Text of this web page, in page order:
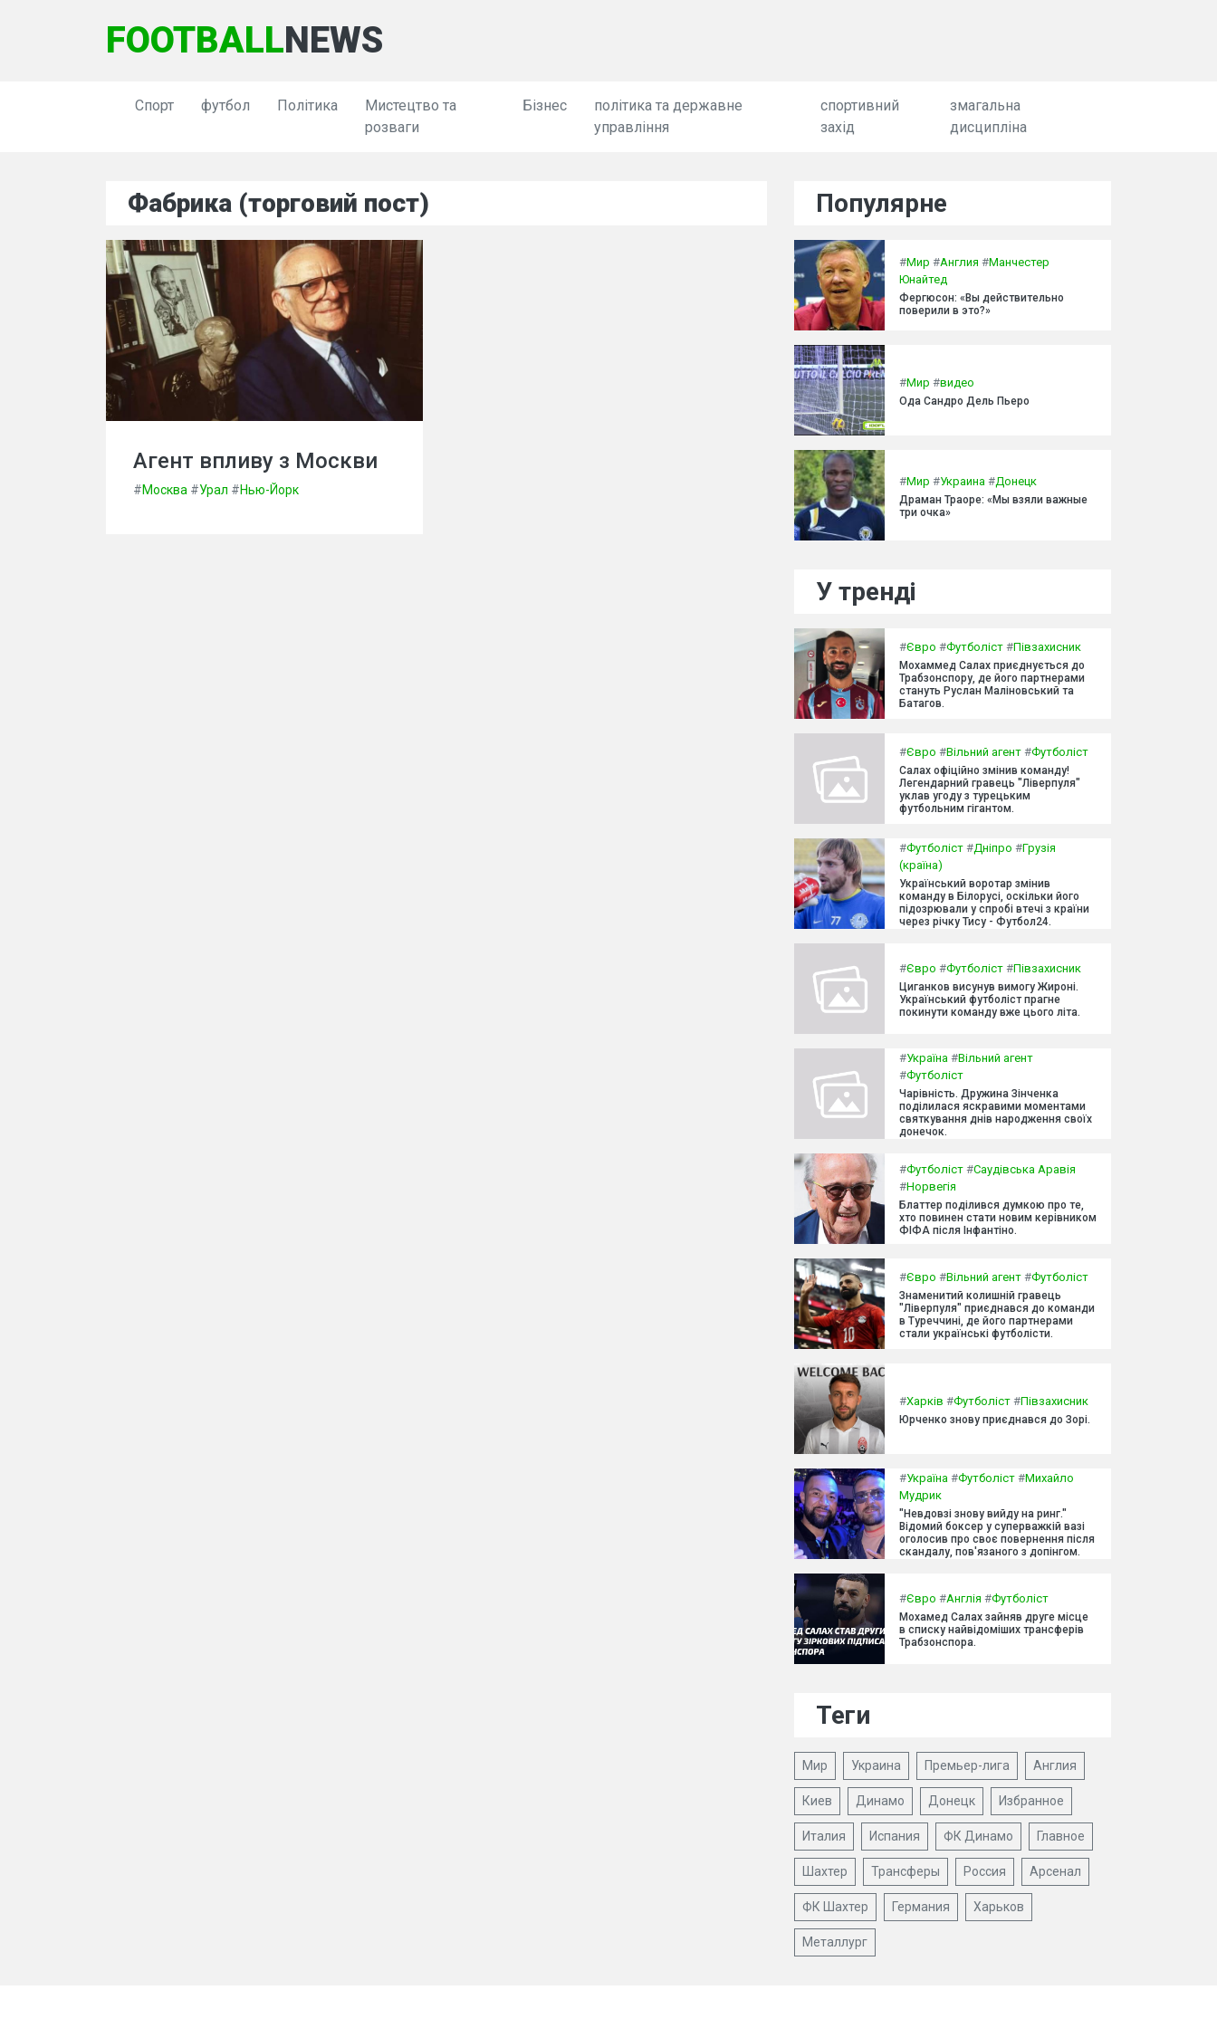
FOOTBALLNEWS
Спорт футбол Політика
Мистецтво та
розваги
Бізнес
політика та державне
управління
спортивний
захід
змагальна
дисципліна
Фабрика (торговий пост)
Агент впливу з Москви
#Москва #Урал #Нью-Йорк
Популярне
#Мир #Англия #Манчестер
Юнайтед
Фергюсон: «Вы действительно
поверили в это?»
#Мир #видео
Ода Сандро Дель Пьеро
#Мир #Украина #Донецк
Драман Траоре: «Мы взяли важные
три очка»
У тренді
#Євро #Футболіст #Півзахисник
Мохаммед Салах приєднується до
Трабзонспору, де його партнерами
стануть Руслан Маліновський та
Батагов.
#Євро #Вільний агент #Футболіст
Салах офіційно змінив команду!
Легендарний гравець "Ліверпуля"
уклав угоду з турецьким
футбольним гігантом.
#Футболіст #Дніпро #Грузія
(країна)
Український воротар змінив
команду в Білорусі, оскільки його
підозрювали у спробі втечі з країни
через річку Тису - Футбол24.
#Євро #Футболіст #Півзахисник
Циганков висунув вимогу Жироні.
Український футболіст прагне
покинути команду вже цього літа.
#Україна #Вільний агент
#Футболіст
Чарівність. Дружина Зінченка
поділилася яскравими моментами
святкування днів народження своїх
донечок.
#Футболіст #Саудівська Аравія
#Норвегія
Блаттер поділився думкою про те,
хто повинен стати новим керівником
ФІФА після Інфантіно.
#Євро #Вільний агент #Футболіст
Знаменитий колишній гравець
"Ліверпуля" приєднався до команди
в Туреччині, де його партнерами
стали українські футболісти.
#Харків #Футболіст #Півзахисник
Юрченко знову приєднався до Зорі.
#Україна #Футболіст #Михайло
Мудрик
"Невдовзі знову вийду на ринг."
Відомий боксер у суперважкій вазі
оголосив про своє повернення після
скандалу, пов'язаного з допінгом.
#Євро #Англія #Футболіст
Мохамед Салах зайняв друге місце
в списку найвідоміших трансферів
Трабзонспора.
Теги
Мир Украина Премьер-лига Англия
Киев Динамо Донецк Избранное
Италия Испания ФК Динамо Главное
Шахтер Трансферы Россия Арсенал
ФК Шахтер Германия Харьков
Металлург